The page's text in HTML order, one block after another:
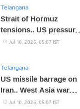
Telangana
Strait of Hormuz
tensions.. US pressure
on India!
Jul 10, 2026, 05:07 IST
Telangana
US missile barrage on
Iran.. West Asia war
back to square one
Jul 10, 2026, 05:07 IST